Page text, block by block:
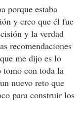
porque estaba
y creo que él fue
y la verdad
recomendaciones
me dijo es lo
tomo con toda la
nuevo reto que
para construir los